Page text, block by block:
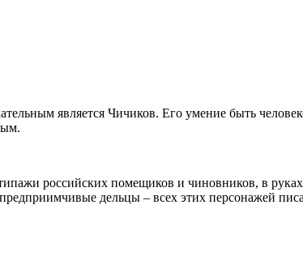
является Чичиков. Его умение быть
российских помещиков и чиновников, в
дельцы – всех этих персонажей